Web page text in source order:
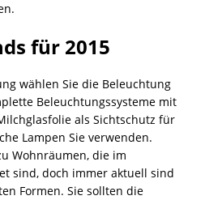
für 2015
wählen Sie die Beleuchtung
Beleuchtungssysteme mit
als Sichtschutz für
Lampen Sie verwenden.
Wohnräumen, die im
sind, doch immer aktuell sind
Formen. Sie sollten die